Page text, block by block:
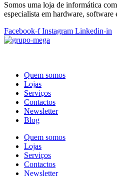
Somos uma loja de informática
especialista em hardware, software
Facebook-f Instagram Linkedin-in
Quem somos
Lojas
Serviços
Contactos
Newsletter
Blog
Quem somos
Lojas
Serviços
Contactos
Newsletter